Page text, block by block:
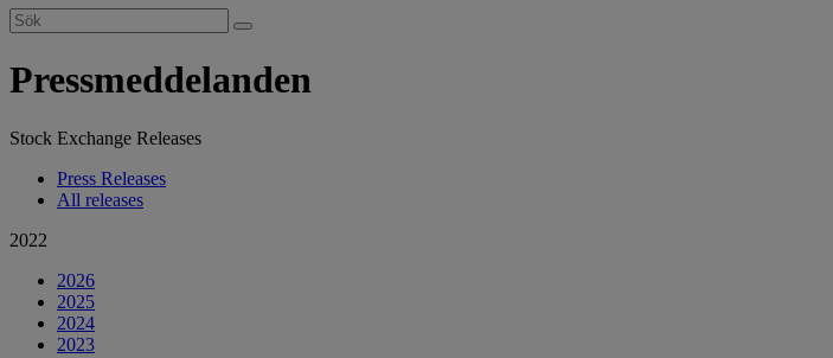
Search
for:
Pressmeddelanden
Stock Exchange Releases
Press Releases
All releases
2022
2026
2025
2024
2023